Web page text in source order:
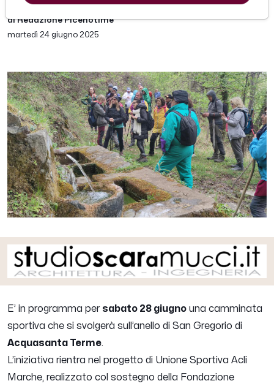
di Redazione Picenotime
martedì 24 giugno 2025
E’ in programma per sabato 28 giugno una camminata
sportiva che si svolgerà sull’anello di San Gregorio di
Acquasanta Terme.
L’iniziativa rientra nel progetto di Unione Sportiva Acli
Marche, realizzato col sostegno della Fondazione